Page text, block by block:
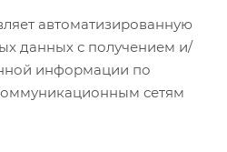
автоматизированную
данных с получением и/
информации по
сетям